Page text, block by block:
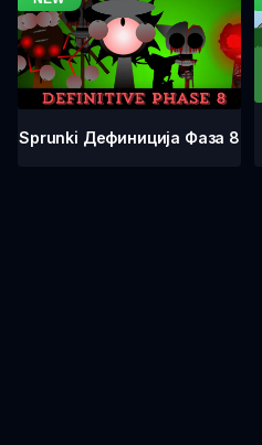
Sprunki Дефиниција Фаза 8